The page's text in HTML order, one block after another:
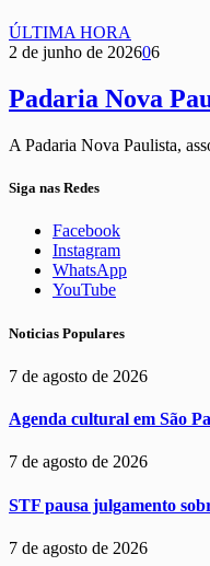
ÚLTIMA HORA
2 de junho de 202606
Padaria Nova
A Padaria Nova Paulista,
Siga nas Redes
Facebook
Instagram
WhatsApp
YouTube
Noticias Populares
7 de agosto de 2026
Agenda cultural em São
7 de agosto de 2026
STF pausa julgamento
7 de agosto de 2026